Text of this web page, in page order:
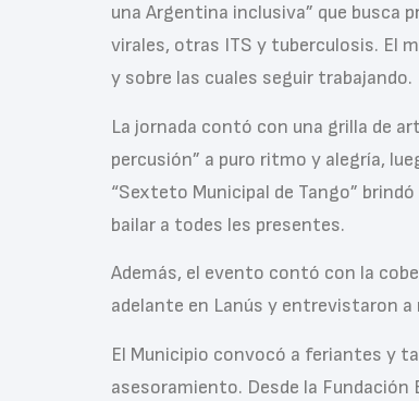
una Argentina inclusiva” que busca
virales, otras ITS y tuberculosis. El
y sobre las cuales seguir trabajando.
La jornada contó con una grilla de
percusión” a puro ritmo y alegría,
“Sexteto Municipal de Tango”
bailar a todes les presentes.
Además, el evento contó con la
adelante en Lanús y entrevistaron
El Municipio convocó a feriantes y
asesoramiento. Desde la